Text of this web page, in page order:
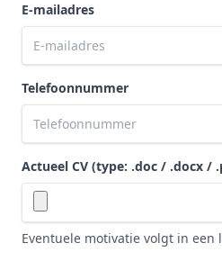
E-mailadres
Telefoonnummer
Actueel CV (type: .doc / .docx /
Eventuele motivatie volgt in een